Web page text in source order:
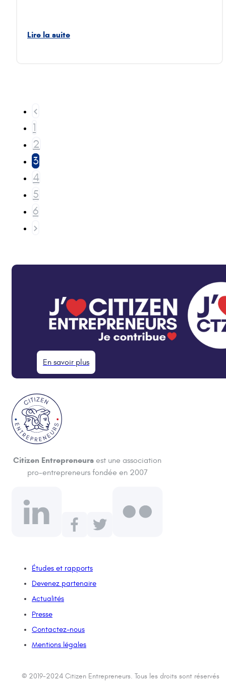
Lire la suite
1
2
3
4
5
6
En savoir plus
Citizen Entrepreneurs est une association
pro-entrepreneurs fondée en 2007
Études et rapports
Devenez partenaire
Actualités
Presse
Contactez-nous
Mentions légales
© 2019-2024 Citizen Entrepreneurs. Tous les droits sont réservés